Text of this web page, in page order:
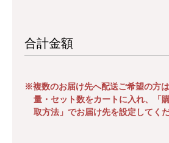
合計金額
※複数のお届け先へ配送ご希望の方
量・セット数をカートに入れ、「
取方法」でお届け先を設定してくだ